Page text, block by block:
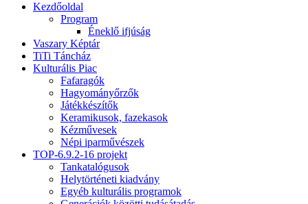
Kezdőoldal
Program
Éneklő ifjúság
Vaszary Képtár
TiTi Táncház
Kulturális Piac
Fafaragók
Hagyományőrzők
Játékkészítők
Keramikusok, fazekasok
Kézművesek
Népi iparművészek
TOP-6.9.2-16 projekt
Tankatalógusok
Helytörténeti kiadvány
Egyéb kulturális programok